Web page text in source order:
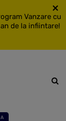
Vanzare cu
de la infiintare!
×